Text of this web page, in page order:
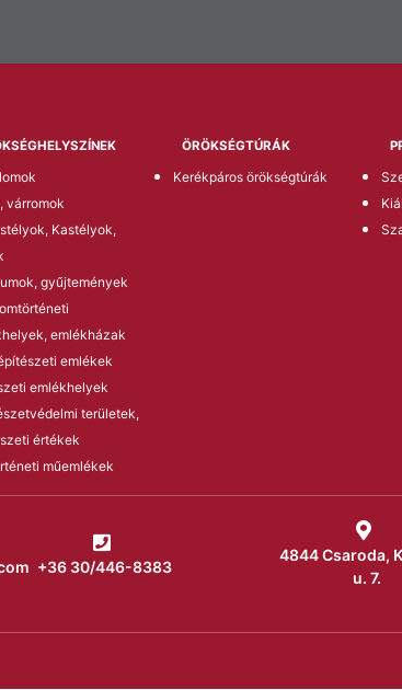
várromok
Kastélyok,
gyűjtemények
emlékházak
emlékek
emlékhelyek
területek,
értékek
műemlékek
ÖRÖKSÉGTÚRÁK
Kerékpáros örökségtúrák
+36 30/446-8383
4844 Csaroda,
u. 7.